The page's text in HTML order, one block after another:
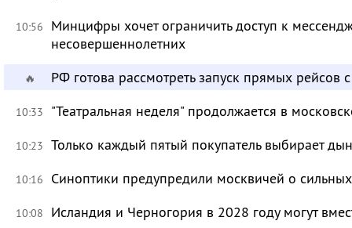
10:56
Минцифры хочет ограничить доступ к
несовершеннолетних
🔥 РФ готова рассмотреть запуск прямых рейсов
10:33 "Театральная неделя" продолжается в
10:23 Только каждый пятый покупатель выбирает
10:16 Синоптики предупредили москвичей о
10:08 Исландия и Черногория в 2028 году могут